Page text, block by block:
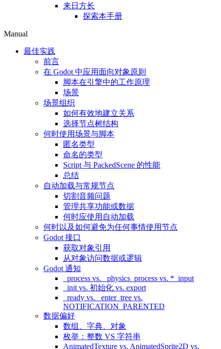
来日方长
探索本手册
Manual
最佳实践
前言
在 Godot 中应用面向对象原则
脚本在引擎中的工作原理
场景
场景组织
如何有效地建立关系
选择节点树结构
何时使用场景与脚本
匿名类型
命名的类型
Script 与 PackedScene 的性能
总结
自动加载与常规节点
切割音频问题
管理共享功能或数据
何时应使用自动加载
何时以及如何避免为任何事情使用节点
Godot 接口
获取对象引用
从对象访问数据或逻辑
Godot 通知
_process vs. _physics_process vs. *_input
_init vs. 初始化 vs. export
_ready vs. _enter_tree vs.
NOTIFICATION_PARENTED
数据偏好
数组、字典、对象
枚举：整数 VS 字符串
AnimatedTexture vs. AnimatedSprite2D vs.